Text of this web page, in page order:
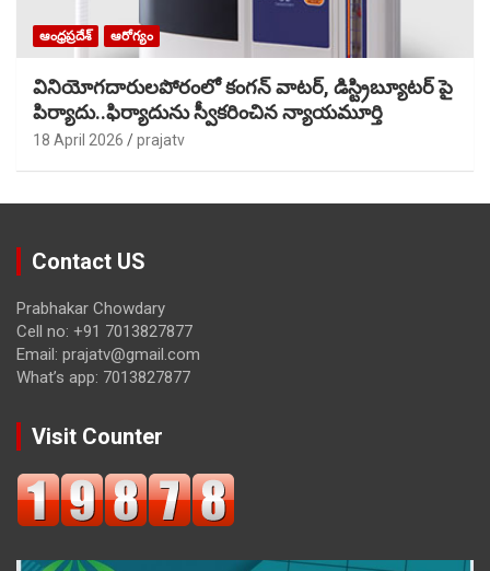
ఆంధ్రప్రదేశ్ ఆరోగ్యం
వినియోగదారులపోరంలో కంగన్ వాటర్, డిస్ట్రిబ్యూటర్ పై
పిర్యాదు..ఫిర్యాదును స్వీకరించిన న్యాయమూర్తి
18 April 2026 prajatv
Contact US
Prabhakar Chowdary
Cell no: +91 7013827877
Email: prajatv@gmail.com
What’s app: 7013827877
Visit Counter